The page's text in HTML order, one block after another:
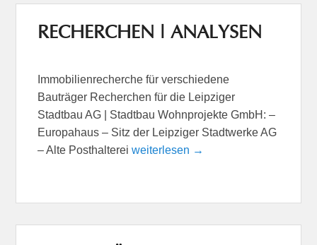
RECHERCHEN | ANALYSEN
Immobilienrecherche für verschiedene
Bauträger Recherchen für die Leipziger
Stadtbau AG | Stadtbau Wohnprojekte GmbH: –
Europahaus – Sitz der Leipziger Stadtwerke AG
– Alte Posthaltereiweiterlesen →